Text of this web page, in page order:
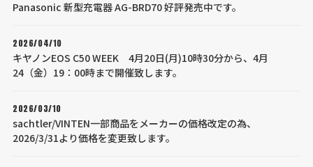
Panasonic 新型充電器 AG-BRD70 好評発売中です。
2026/04/10
キヤノンEOS C50 WEEK 4月20日(月)10時30分から、4月
24（金）19：00時まで開催致します。
2026/03/10
sachtler/VINTEN一部商品をメーカーの価格改定の為、
2026/3/31より価格を変更致します。